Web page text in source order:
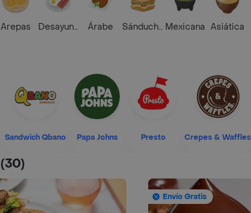
Arepas Desayunos Árabe SánduchesMexicana Asiática
Sandwich Qbano Papa Johns Presto Crepes & Waffles
(30)
Envío Gratis